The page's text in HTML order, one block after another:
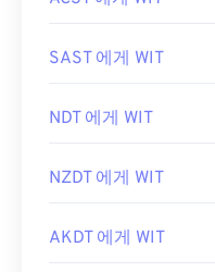
SAST 에게 WIT
NDT 에게 WIT
NZDT 에게 WIT
AKDT 에게 WIT